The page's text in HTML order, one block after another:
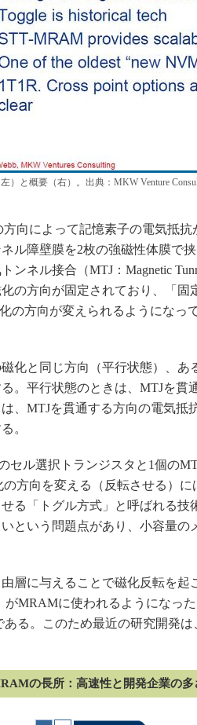
と概要（右）。出典：MKW Venture
向によって記憶素子の電気抵抗
ル障壁膜を2枚の強磁性体膜で
ネル接合（MTJ：Magnetic
の方向が固定されており、「固
の方向が変えられるようになっ
化と同じ方向（平行状態）、あ
。平行状態のときは、MTJを貫
、MTJを貫通する方向の電気抵
。
ル選択トランジスタと1個の
の方向を変える（反転させる）
る「トグル方式」と呼ばれる技
という問題点があり、小容量の
層に与えることで磁化反転を起
がMRAMに使われるようになっ
る。このため最近の研究開発
の長所：高速性と開発企業の多